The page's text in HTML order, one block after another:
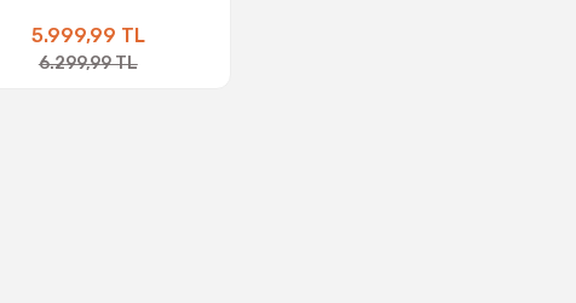
5.999,99 TL
6.299,99 TL